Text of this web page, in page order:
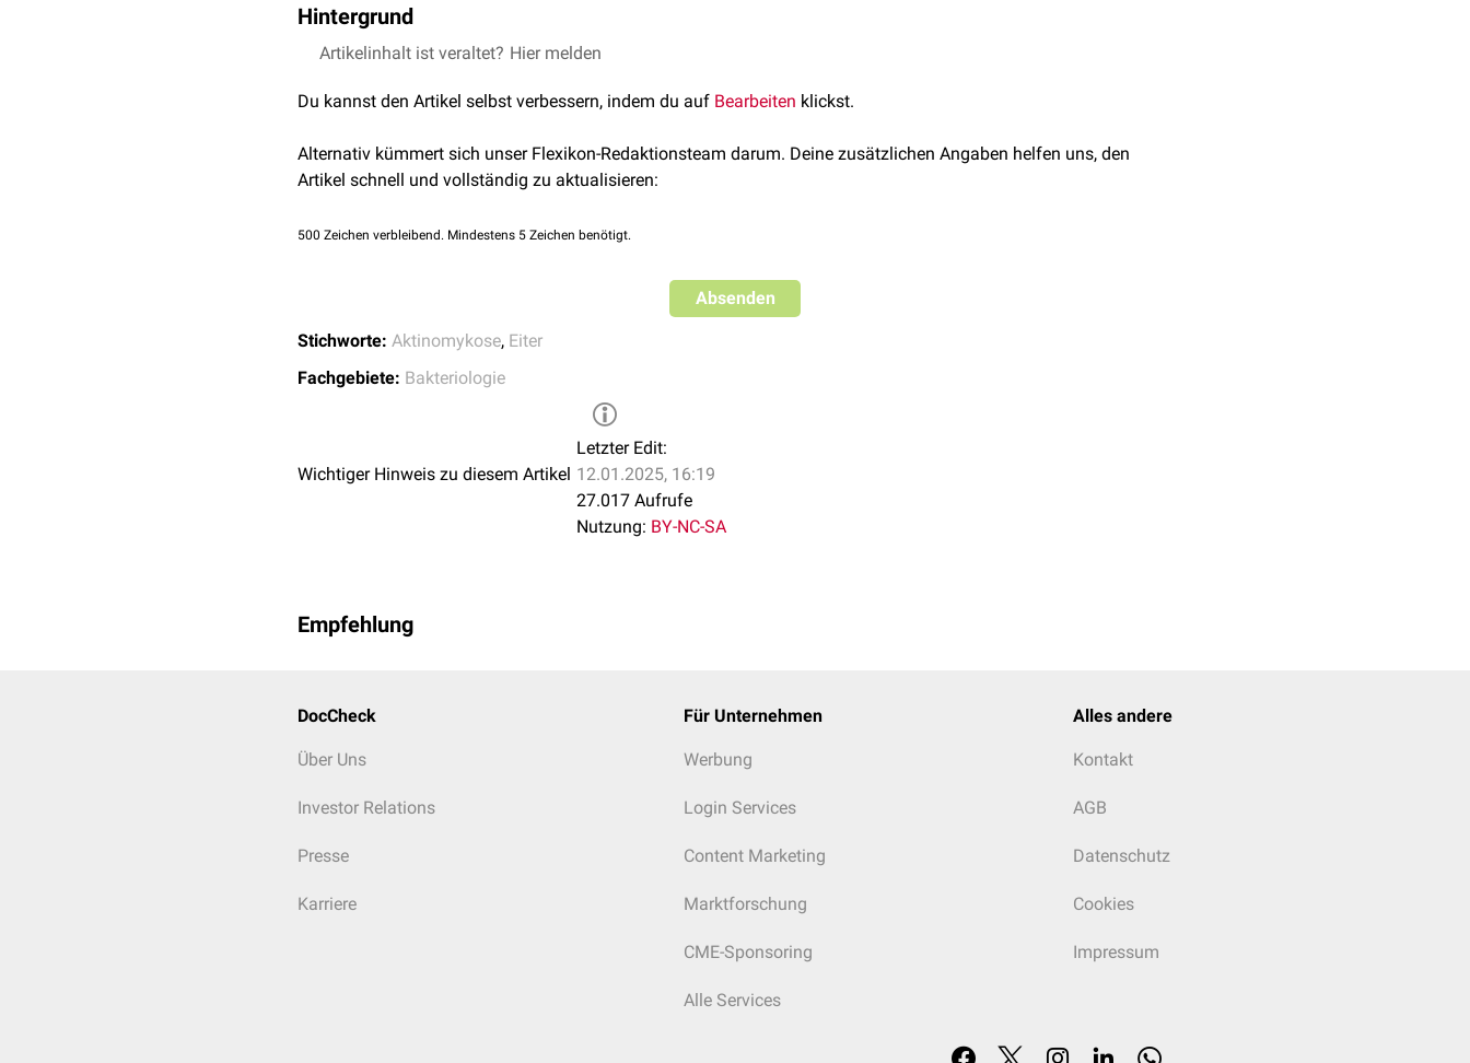
Hintergrund
Die Drusen weisen einen Durchmesser von etwa 1bis 2 mm auf. Sie sind daher schon
Aktinomykose früher auch als "Strahlenpilz".
Artikelinhalt ist veraltet? Hier melden
Du kannst den Artikel selbst verbessern, indem du auf Bearbeiten klickst.
Alternativ kümmert sich unser Flexikon-Redaktionsteam darum. Deine zusätzlichen Angaben helfen uns, den
Artikel schnell und vollständig zu aktualisieren:
500 Zeichen verbleibend. Mindestens 5 Zeichen benötigt.
Absenden
Stichworte: Aktinomykose, Eiter
Fachgebiete: Bakteriologie
Wichtiger Hinweis zu diesem Artikel
Letzter Edit:
12.01.2025, 16:19
27.017 Aufrufe
Nutzung: BY-NC-SA
Empfehlung
DocCheck
Über Uns
Investor Relations
Presse
Karriere
Für Unternehmen
Werbung
Login Services
Content Marketing
Marktforschung
CME-Sponsoring
Alle Services
Alles andere
Kontakt
AGB
Datenschutz
Cookies
Impressum